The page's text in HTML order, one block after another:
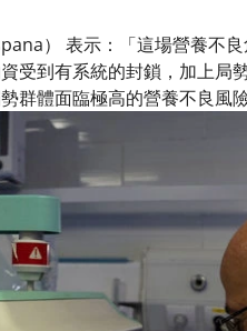
） 表示：「這場營養不
受到有系統的封鎖，加上局
群體面臨極高的營養不良風險